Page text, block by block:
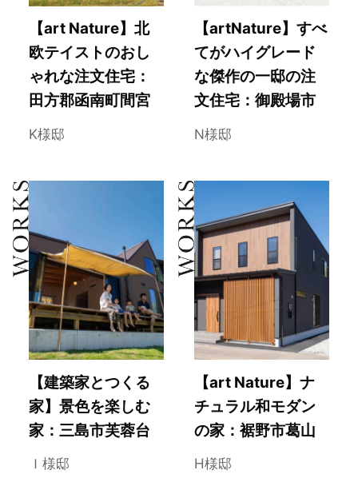
【art Nature】北
欧テイストのおし
ゃれな注文住宅：
田方郡函南町間宮
K様邸
【artNature】すべ
てがハイグレード
な傑作の一邸の注
文住宅：御殿場市
N様邸
【建築家とつくる
家】景色を楽しむ
家：三島市芙蓉台
Ｉ様邸
【art Nature】ナ
チュラル和モダン
の家：裾野市葛山
H様邸